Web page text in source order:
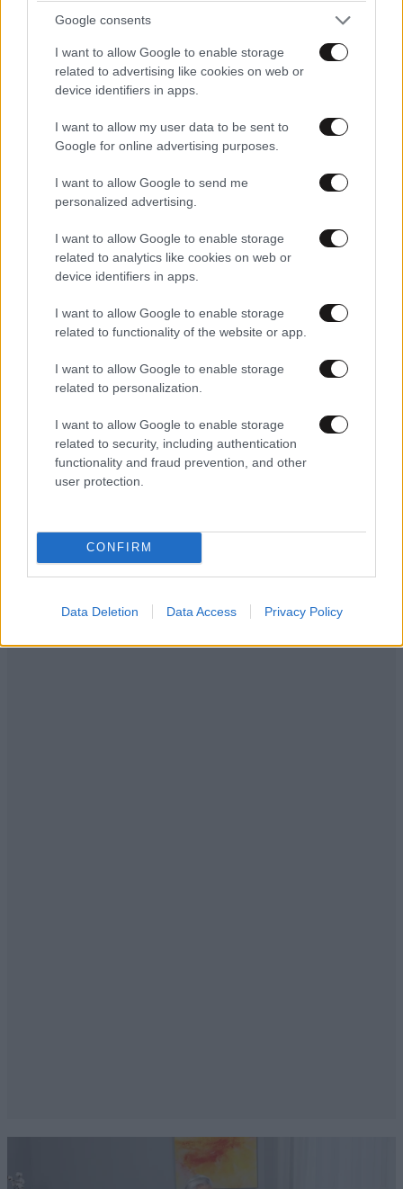
Google consents
I want to allow Google to enable storage
related to advertising like cookies on web or
device identifiers in apps.
I want to allow my user data to be sent to
Google for online advertising purposes.
I want to allow Google to send me
personalized advertising.
I want to allow Google to enable storage
related to analytics like cookies on web or
device identifiers in apps.
I want to allow Google to enable storage
related to functionality of the website or app.
I want to allow Google to enable storage
related to personalization.
I want to allow Google to enable storage
related to security, including authentication
functionality and fraud prevention, and other
user protection.
CONFIRM
Data Deletion Data Access Privacy Policy
TRENDING
LIFESTYLE08·08·2026 19:12
Εριέττα Κούρκουλου – Τα 33α γενέθλια και τα
φιλιά με τον Βύρωνα Βασιλειάδη: «Καμία στιγμή
ευτυχίας δεδομένη»